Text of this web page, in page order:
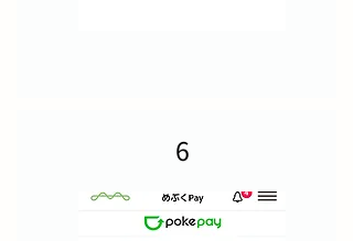
6